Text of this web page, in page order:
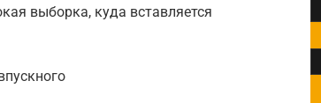
выборка, куда вставляется